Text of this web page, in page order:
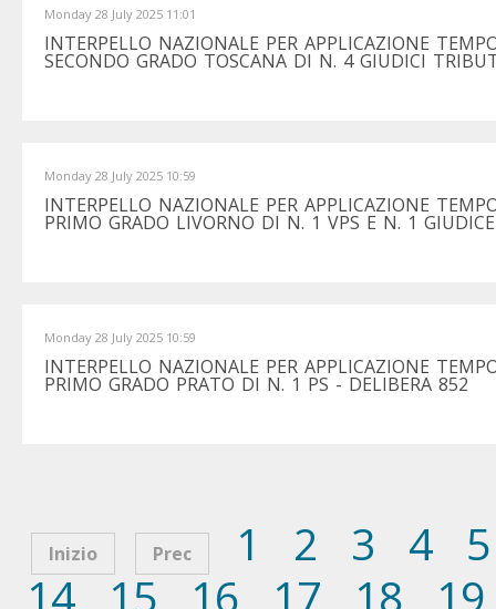
Monday 28 July 2025 11:01
INTERPELLO NAZIONALE PER APPLICAZIONE
SECONDO GRADO TOSCANA DI N. 4 GIUDICI
Monday 28 July 2025 10:59
INTERPELLO NAZIONALE PER APPLICAZIONE
PRIMO GRADO LIVORNO DI N. 1 VPS E N. 1
Monday 28 July 2025 10:59
INTERPELLO NAZIONALE PER APPLICAZIONE
PRIMO GRADO PRATO DI N. 1 PS - DELIBERA 852
Inizio Prec 1 2 3 4
5
14
15 16 17 18 19